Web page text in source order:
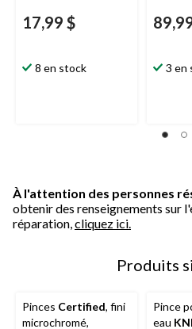
17,99 $
8 en stock 3 en
À l'attention des personnes
obtenir des renseignements sur
réparation, cliquez ici.
Produits
Pinces Certified, fini
microchromé,
Pince
eau